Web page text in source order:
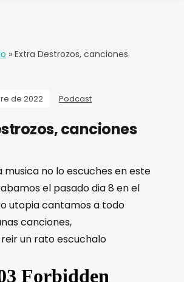
» Extra Destrozos, canciones
de 2022 Podcast
canciones
musica no lo escuches en este
el pasado dia 8 en el
utopia cantamos a todo
canciones,
un rato escuchalo